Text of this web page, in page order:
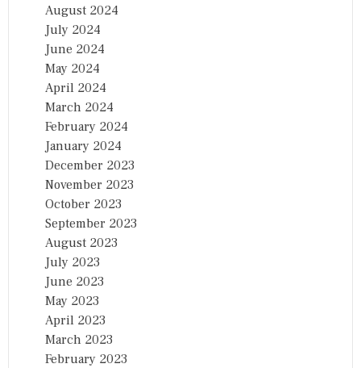
August 2024
July 2024
June 2024
May 2024
April 2024
March 2024
February 2024
January 2024
December 2023
November 2023
October 2023
September 2023
August 2023
July 2023
June 2023
May 2023
April 2023
March 2023
February 2023